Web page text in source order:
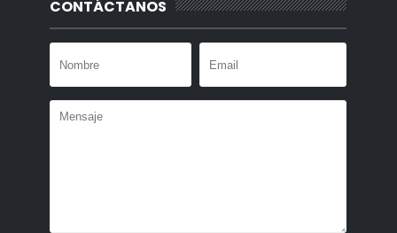
CONTÁCTANOS